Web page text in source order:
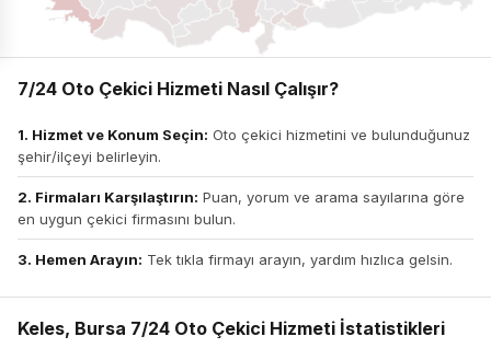
7/24 Oto Çekici Hizmeti Nasıl Çalışır?
1. Hizmet ve Konum Seçin: Oto çekici hizmetini ve bulunduğunuz
şehir/ilçeyi belirleyin.
2. Firmaları Karşılaştırın: Puan, yorum ve arama sayılarına göre
en uygun çekici firmasını bulun.
3. Hemen Arayın: Tek tıkla firmayı arayın, yardım hızlıca gelsin.
Keles, Bursa 7/24 Oto Çekici Hizmeti İstatistikleri